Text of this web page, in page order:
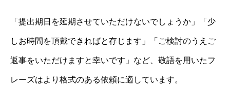
「提出期日を延期させていただけないでしょうか」「少
しお時間を頂戴できればと存じます」「ご検討のうえご
返事をいただけますと幸いです」など、敬語を用いたフ
レーズはより格式のある依頼に適しています。